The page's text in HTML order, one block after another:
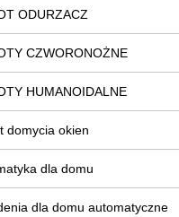
ODURZACZ
CZWORONOŻNE
HUMANOIDALNE
domycia okien
dla domu
dla domu automatyczne